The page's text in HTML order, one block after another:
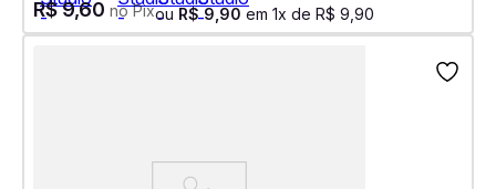
R$9,60 no Pixou R$ 9 90 em 1x de R$ 9 90